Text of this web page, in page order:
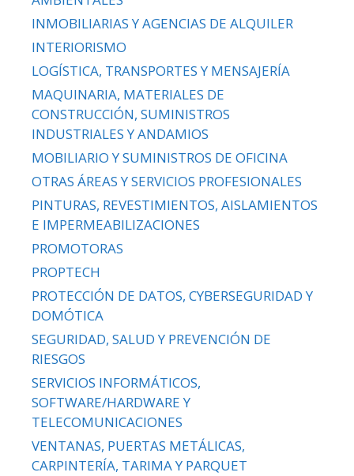
INMOBILIARIAS Y AGENCIAS DE ALQUILER
INTERIORISMO
LOGÍSTICA, TRANSPORTES Y MENSAJERÍA
MAQUINARIA, MATERIALES DE
CONSTRUCCIÓN, SUMINISTROS
INDUSTRIALES Y ANDAMIOS
MOBILIARIO Y SUMINISTROS DE OFICINA
OTRAS ÁREAS Y SERVICIOS PROFESIONALES
PINTURAS, REVESTIMIENTOS, AISLAMIENTOS
E IMPERMEABILIZACIONES
PROMOTORAS
PROPTECH
PROTECCIÓN DE DATOS, CYBERSEGURIDAD Y
DOMÓTICA
SEGURIDAD, SALUD Y PREVENCIÓN DE
RIESGOS
SERVICIOS INFORMÁTICOS,
SOFTWARE/HARDWARE Y
TELECOMUNICACIONES
VENTANAS, PUERTAS METÁLICAS,
CARPINTERÍA, TARIMA Y PARQUET